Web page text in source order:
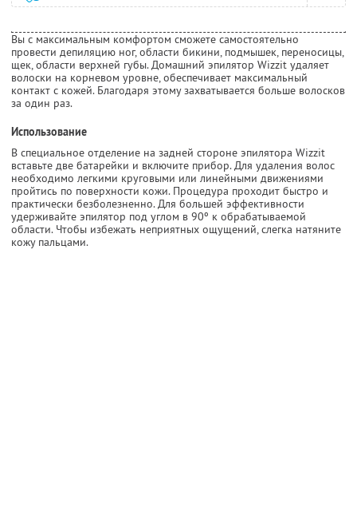
Вы с максимальным комфортом сможете самостоятельно
провести депиляцию ног, области бикини, подмышек, переносицы,
щек, области верхней губы. Домашний эпилятор Wizzit удаляет
волоски на корневом уровне, обеспечивает максимальный
контакт с кожей. Благодаря этому захватывается больше волосков
за один раз.
Использование
В специальное отделение на задней стороне эпилятора Wizzit
вставьте две батарейки и включите прибор. Для удаления волос
необходимо легкими круговыми или линейными движениями
пройтись по поверхности кожи. Процедура проходит быстро и
практически безболезненно. Для большей эффективности
удерживайте эпилятор под углом в 90º к обрабатываемой
области. Чтобы избежать неприятных ощущений, слегка натяните
кожу пальцами.